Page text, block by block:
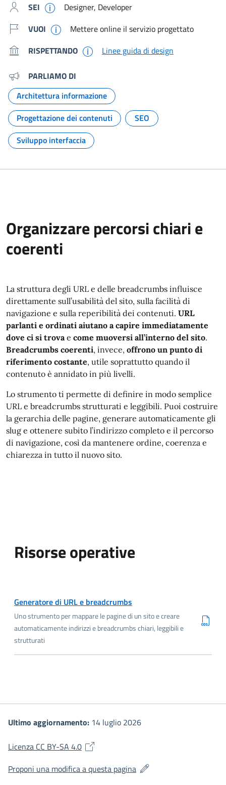
SEI
Designer, Developer
VUOI
Mettere online il servizio progettato
RISPETTANDO
Linee guida di design
PARLIAMO DI
Argomento:
Architettura informazione
Argomento:
Progettazione dei contenuti
Argomento:
SEO
Argomento:
Sviluppo interfaccia
Organizzare percorsi chiari e
coerenti
La struttura degli URL e delle breadcrumbs influisce
direttamente sull’usabilità del sito, sulla facilità di
navigazione e sulla reperibilità dei contenuti. URL
parlanti e ordinati aiutano a capire immediatamente
dove ci si trova e come muoversi all’interno del sito.
Breadcrumbs coerenti, invece, offrono un punto di
riferimento costante, utile soprattutto quando il
contenuto è annidato in più livelli.
Lo strumento ti permette di definire in modo semplice
URL e breadcrumbs strutturati e leggibili. Puoi costruire
la gerarchia delle pagine, generare automaticamente gli
slug e ottenere subito l’indirizzo completo e il percorso
di navigazione, così da mantenere ordine, coerenza e
chiarezza in tutto il nuovo sito.
Risorse operative
Scarica ODS
Generatore di URL e breadcrumbs
Uno strumento per mappare le pagine di un sito e creare
automaticamente indirizzi e breadcrumbs chiari, leggibili e
strutturati
Ultimo aggiornamento: 14 luglio 2026
Licenza CC BY-SA 4.0(si apre in una nuova finestra)
Proponi una modifica a questa pagina (si apre in una nuova